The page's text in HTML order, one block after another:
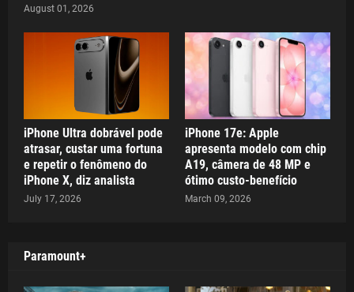
August 01, 2026
iPhone Ultra dobrável pode
atrasar, custar uma fortuna
e repetir o fenômeno do
iPhone X, diz analista
July 17, 2026
iPhone 17e: Apple
apresenta modelo com chip
A19, câmera de 48 MP e
ótimo custo-benefício
March 09, 2026
Paramount+